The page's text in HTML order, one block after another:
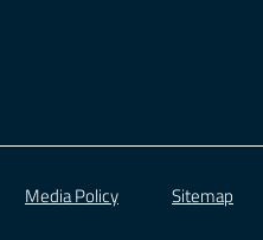
Media Policy Sitemap